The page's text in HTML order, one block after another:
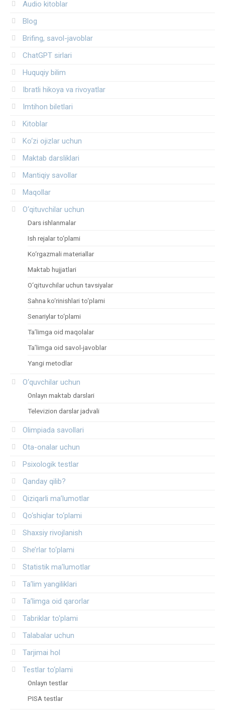
Audio kitoblar
Blog
Brifing, savol-javoblar
ChatGPT sirlari
Huquqiy bilim
Ibratli hikoya va rivoyatlar
Imtihon biletlari
Kitoblar
Ko‘zi ojizlar uchun
Maktab darsliklari
Mantiqiy savollar
Maqollar
O‘qituvchilar uchun
Dars ishlanmalar
Ish rejalar to‘plami
Ko‘rgazmali materiallar
Maktab hujjatlari
O‘qituvchilar uchun tavsiyalar
Sahna ko‘rinishlari to‘plami
Senariylar to‘plami
Ta’limga oid maqolalar
Ta’limga oid savol-javoblar
Yangi metodlar
O‘quvchilar uchun
Onlayn maktab darslari
Televizion darslar jadvali
Olimpiada savollari
Ota-onalar uchun
Psixologik testlar
Qanday qilib?
Qiziqarli ma’lumotlar
Qo‘shiqlar to‘plami
Shaxsiy rivojlanish
She’rlar to‘plami
Statistik ma’lumotlar
Ta’lim yangiliklari
Ta’limga oid qarorlar
Tabriklar to'plami
Talabalar uchun
Tarjimai hol
Testlar to‘plami
Onlayn testlar
PISA testlar